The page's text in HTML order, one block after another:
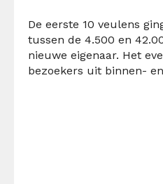
De eerste 10 veulens
tussen de 4.500 en
nieuwe eigenaar. Het
bezoekers uit binnen-